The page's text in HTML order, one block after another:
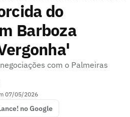
do
Barboza
com o Palmeiras
07/05/2026
no Google